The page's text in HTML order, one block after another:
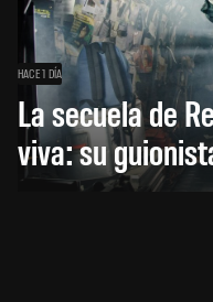
HACE 1 DÍA
La secuela de
viva: su